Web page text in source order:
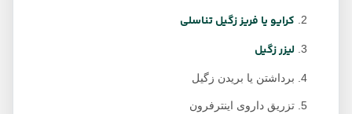
کرایو یا فریز زگیل تناسلی
لیزر زگیل
برداشتن یا بریدن زگیل
تزریق داروی اینترفرون